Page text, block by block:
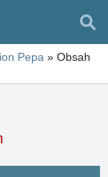
Pepa » Obsah